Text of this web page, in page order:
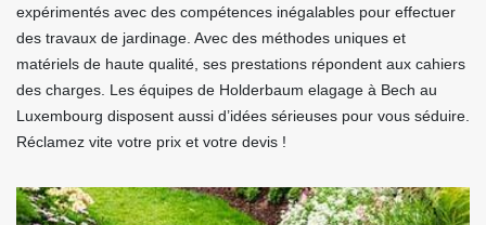
expérimentés avec des compétences inégalables pour effectuer
des travaux de jardinage. Avec des méthodes uniques et
matériels de haute qualité, ses prestations répondent aux cahiers
des charges. Les équipes de Holderbaum elagage à Bech au
Luxembourg disposent aussi d’idées sérieuses pour vous séduire.
Réclamez vite votre prix et votre devis !